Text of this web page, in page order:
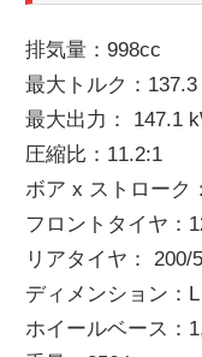
排気量：998cc
最大トルク：
最大出力： 147.1
圧縮比：11.2:1
ボア x ストローク
フロントタイヤ：
リアタイヤ： 200/
ディメンション：
ホイールベース：